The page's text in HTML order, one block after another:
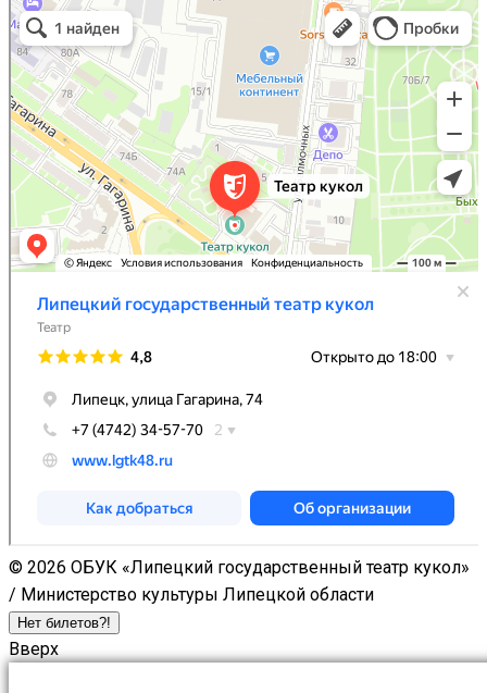
© 2026 ОБУК «Липецкий государственный театр кукол»
/ Министерство культуры Липецкой области
Нет билетов?!
Вверх